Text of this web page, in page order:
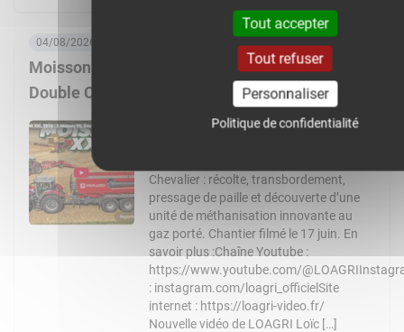
En savoir plus
Moisson XXL 2026 : 3 Massey Ferguson 9S,
Double CR… Un chantier de folie !
04/08/2026, 08:00
Nouvelle vidéo de LOAGRI Loïc vous
Chevalier : récolte, transbordement,
pressage de paille et découverte d’une
unité de méthanisation innovante au
gaz porté. Chantier filmé le 17 juin. En
savoir plus :Chaîne Youtube :
https://www.youtube.com/
: instagram.com/loagri_officielSite
internet : https://loagri-video.fr/
Nouvelle vidéo de LOAGRI Loïc […]
Tout accepter
Tout refuser
Personnaliser
Politique de confidentialité